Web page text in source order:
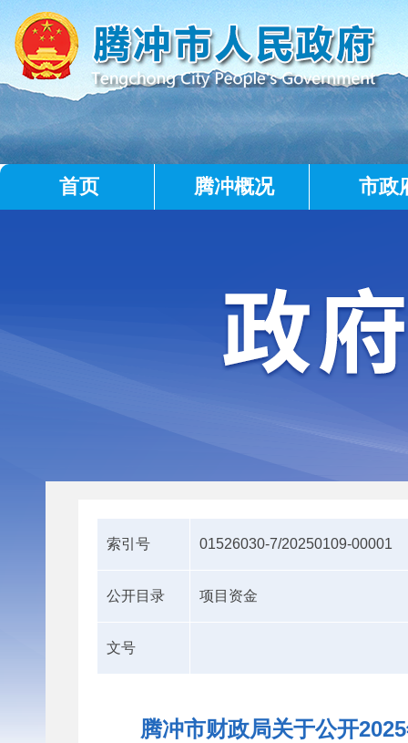
首页 腾冲概况 市政
索引号 01526030-7/20250109-00001
公开目录 项目资金
文号
腾冲市财政局关于公开